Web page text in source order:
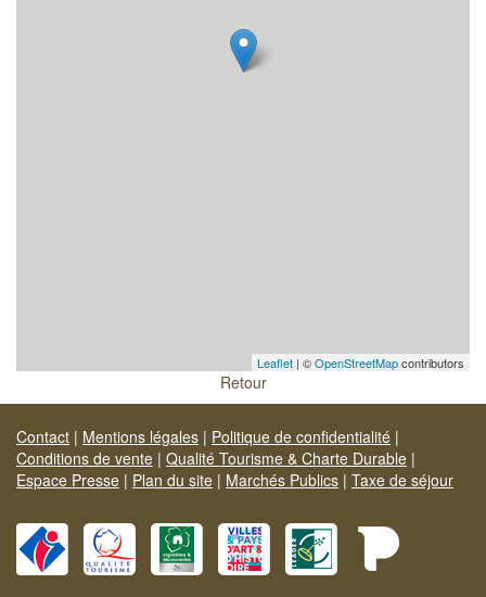
Leaflet | ©OpenStreetMapcontributors
Retour
Contact | Mentions légales | Politique de confidentialité |
Conditions de vente | Qualité Tourisme & Charte Durable |
Espace Presse | Plan du site | Marchés Publics | Taxe de séjour